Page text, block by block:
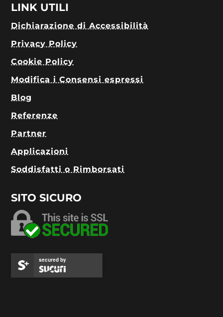
LINK UTILI
Dichiarazione di Accessibilità
Privacy Policy
Cookie Policy
Modifica i Consensi espressi
Blog
Referenze
Partner
Applicazioni
Soddisfatti o Rimborsati
SITO SICURO
secured by